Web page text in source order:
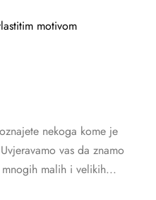
motivom
nekoga kome je
vas da znamo
malih i velikih...